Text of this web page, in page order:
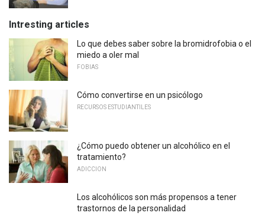
Intresting articles
Lo que debes saber sobre la bromidrofobia o el
miedo a oler mal
FOBIAS
Cómo convertirse en un psicólogo
RECURSOS ESTUDIANTILES
¿Cómo puedo obtener un alcohólico en el
tratamiento?
ADICCION
Los alcohólicos son más propensos a tener
trastornos de la personalidad